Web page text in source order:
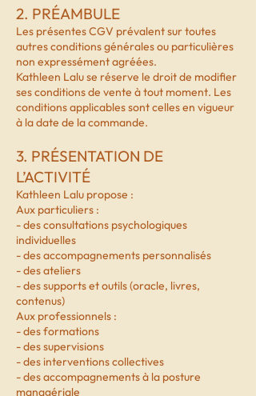
2. PRÉAMBULE
Les présentes CGV prévalent sur toutes
autres conditions générales ou particulières
non expressément agréées.
Kathleen Lalu se réserve le droit de modifier
ses conditions de vente à tout moment. Les
conditions applicables sont celles en vigueur
à la date de la commande.
3. PRÉSENTATION DE
L’ACTIVITÉ
Kathleen Lalu propose :
Aux particuliers :
- des consultations psychologiques
individuelles
- des accompagnements personnalisés
- des ateliers
- des supports et outils (oracle, livres,
contenus)
Aux professionnels :
- des formations
- des supervisions
- des interventions collectives
- des accompagnements à la posture
managériale